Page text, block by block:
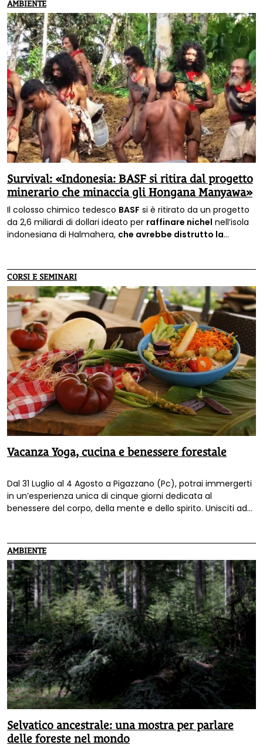
AMBIENTE
Survival: «Indonesia: BASF si ritira dal progetto
minerario che minaccia gli Hongana Manyawa»
Il colosso chimico tedesco BASF si è ritirato da un progetto
da 2,6 miliardi di dollari ideato per raffinare nichel nell’isola
indonesiana di Halmahera, che avrebbe distrutto la
International.
CORSI E SEMINARI
Vacanza Yoga, cucina e benessere forestale
Dal 31 Luglio al 4 Agosto a Pigazzano (Pc), potrai immergerti
in un’esperienza unica di cinque giorni dedicata al
benessere del corpo, della mente e dello spirito. Unisciti ad
AMBIENTE
Selvatico ancestrale: una mostra per parlare
delle foreste nel mondo